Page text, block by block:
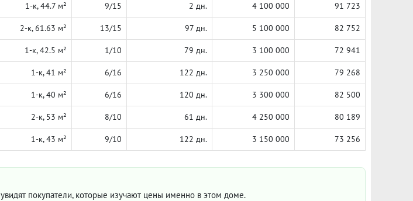
1-к, 44.7 м² 9/15 2 дн. 4 100 000 91 723
2-к, 61.63 м² 13/15 97 дн. 5 100 000 82 752
1-к, 42.5 м² 1/10 79 дн. 3 100 000 72 941
1-к, 41 м² 6/16 122 дн. 3 250 000 79 268
1-к, 40 м² 6/16 120 дн. 3 300 000 82 500
2-к, 53 м² 8/10 61 дн. 4 250 000 80 189
1-к, 43 м² 9/10 122 дн. 3 150 000 73 256
покупатели, которые изучают цены именно в этом доме.